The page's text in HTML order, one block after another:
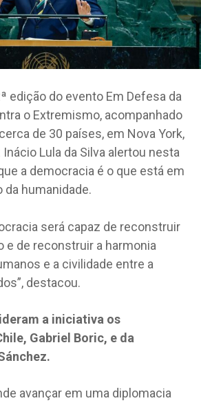
edição do evento Em Defesa da
o Extremismo, acompanhado
de 30 países, em Nova York,
Lula da Silva alertou nesta
a democracia é o que está em
da humanidade.
será capaz de reconstruir
e de reconstruir a harmonia
e a civilidade entre a
destacou.
a iniciativa os
Gabriel Boric, e da
avançar em uma diplomacia